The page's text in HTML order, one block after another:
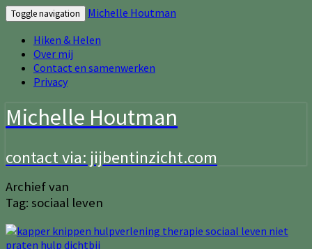
Toggle navigation
Michelle Houtman
Hiken & Helen
Over mij
Contact en samenwerken
Privacy
Michelle Houtman
contact via: jijbentinzicht.com
Archief van
Tag: sociaal leven